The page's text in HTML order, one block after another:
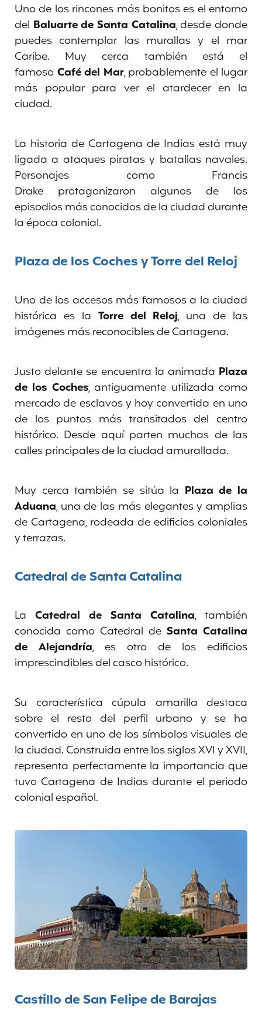
Uno de los rincones más bonitos es el entorno
del Baluarte de Santa Catalina, desde donde
puedes contemplar las murallas y el mar
Caribe. Muy cerca también está el
famoso Café del Mar, probablemente el lugar
más popular para ver el atardecer en la
ciudad.
La historia de Cartagena de Indias está muy
ligada a ataques piratas y batallas navales.
Personajes como Francis
Drake protagonizaron algunos de los
episodios más conocidos de la ciudad durante
la época colonial.
Plaza de los Coches y Torre del Reloj
Uno de los accesos más famosos a la ciudad
histórica es la Torre del Reloj, una de las
imágenes más reconocibles de Cartagena.
Justo delante se encuentra la animada Plaza
de los Coches, antiguamente utilizada como
mercado de esclavos y hoy convertida en uno
de los puntos más transitados del centro
histórico. Desde aquí parten muchas de las
calles principales de la ciudad amurallada.
Muy cerca también se sitúa la Plaza de la
Aduana, una de las más elegantes y amplias
de Cartagena, rodeada de edificios coloniales
y terrazas.
Catedral de Santa Catalina
La Catedral de Santa Catalina, también
conocida como Catedral de Santa Catalina
de Alejandría, es otro de los edificios
imprescindibles del casco histórico.
Su característica cúpula amarilla destaca
sobre el resto del perfil urbano y se ha
convertido en uno de los símbolos visuales de
la ciudad. Construida entre los siglos XVI y XVII,
representa perfectamente la importancia que
tuvo Cartagena de Indias durante el periodo
colonial español.
Castillo de San Felipe de Barajas